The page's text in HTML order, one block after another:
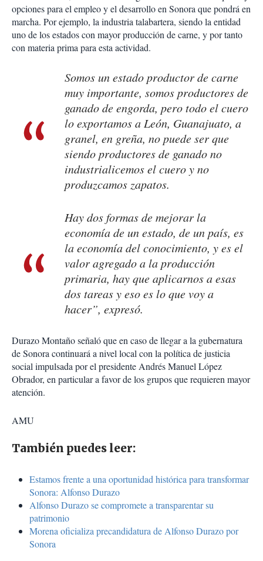
opciones para el empleo y el desarrollo en Sonora que pondrá en
marcha. Por ejemplo, la industria talabartera, siendo la entidad
uno de los estados con mayor producción de carne, y por tanto
con materia prima para esta actividad.
Somos un estado productor de carne
muy importante, somos productores de
ganado de engorda, pero todo el cuero
lo exportamos a León, Guanajuato, a
granel, en greña, no puede ser que
siendo productores de ganado no
industrialicemos el cuero y no
produzcamos zapatos.
Hay dos formas de mejorar la
economía de un estado, de un país, es
la economía del conocimiento, y es el
valor agregado a la producción
primaria, hay que aplicarnos a esas
dos tareas y eso es lo que voy a
hacer”, expresó.
Durazo Montaño señaló que en caso de llegar a la gubernatura
de Sonora continuará a nivel local con la política de justicia
social impulsada por el presidente Andrés Manuel López
Obrador, en particular a favor de los grupos que requieren mayor
atención.
AMU
También puedes leer:
Estamos frente a una oportunidad histórica para transformar
Sonora: Alfonso Durazo
Alfonso Durazo se compromete a transparentar su
patrimonio
Morena oficializa precandidatura de Alfonso Durazo por
Sonora